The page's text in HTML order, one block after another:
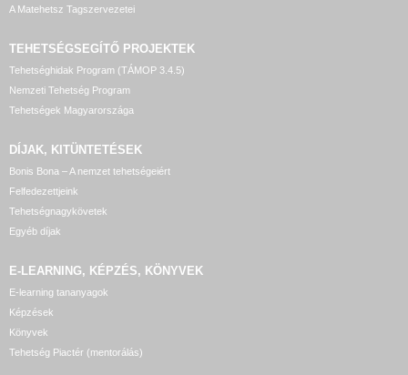
A Matehetsz Tagszervezetei
TEHETSÉGSEGÍTŐ PROJEKTEK
Tehetséghidak Program (TÁMOP 3.4.5)
Nemzeti Tehetség Program
Tehetségek Magyarországa
DÍJAK, KITÜNTETÉSEK
Bonis Bona – A nemzet tehetségeiért
Felfedezettjeink
Tehetségnagykövetek
Egyéb díjak
E-LEARNING, KÉPZÉS, KÖNYVEK
E-learning tananyagok
Képzések
Könyvek
Tehetség Piactér (mentorálás)